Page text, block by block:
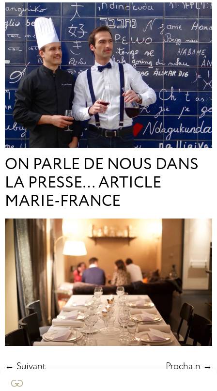
ON PARLE DE NOUS DANS
LA PRESSE… ARTICLE
MARIE-FRANCE
← Suivant Prochain →